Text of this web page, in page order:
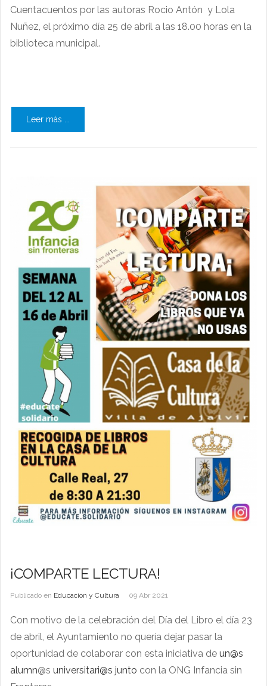
Cuentacuentos por las autoras Rocio Antón y Lola
Nuñez, el próximo día 25 de abril a las 18.00 horas en la
biblioteca municipal.
Leer más ...
¡COMPARTE LECTURA!
Publicado en Educacion y Cultura 09 Abr 2021
Con motivo de la celebración del Día del Libro el día 23
de abril, el Ayuntamiento no quería dejar pasar la
oportunidad de colaborar con esta iniciativa de un@s
alumn@s universitari@s junto con la ONG Infancia sin